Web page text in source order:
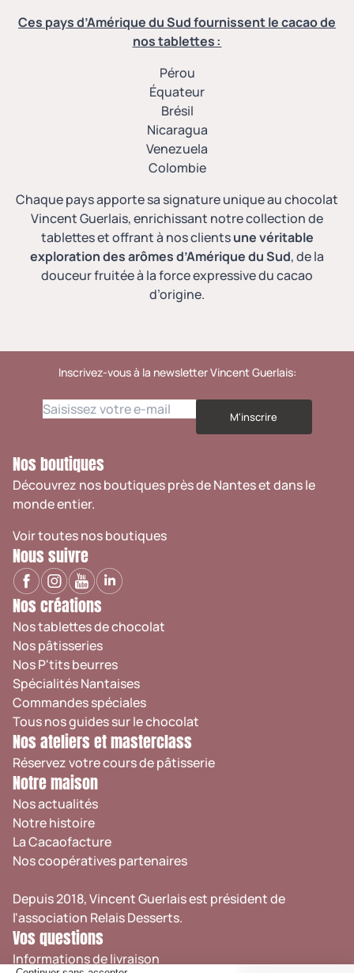
Ces pays d’Amérique du Sud fournissent le cacao de
nos tablettes :
Pérou
Équateur
Brésil
Nicaragua
Venezuela
Colombie
Chaque pays apporte sa signature unique au chocolat
Vincent Guerlais, enrichissant notre collection de
tablettes et offrant à nos clientsune véritable
exploration des arômes d’Amérique du Sud, de la
douceur fruitée à la force expressive du cacao
d’origine.
Inscrivez-vous à la newsletter Vincent Guerlais:
M'inscrire
Nos boutiques
Découvrez nos boutiques près de Nantes et dans le
monde entier.
Voir toutes nos boutiques
Nous suivre
Nos créations
Nos tablettes de chocolat
Nos pâtisseries
Nos P'tits beurres
Spécialités Nantaises
Commandes spéciales
Tous nos guides sur le chocolat
Nos ateliers et masterclass
Réservez votre cours de pâtisserie
Notre maison
Nos actualités
Notre histoire
La Cacaofacture
Nos coopératives partenaires
Depuis 2018, Vincent Guerlais est président de
l'association Relais Desserts.
Vos questions
Informations de livraison